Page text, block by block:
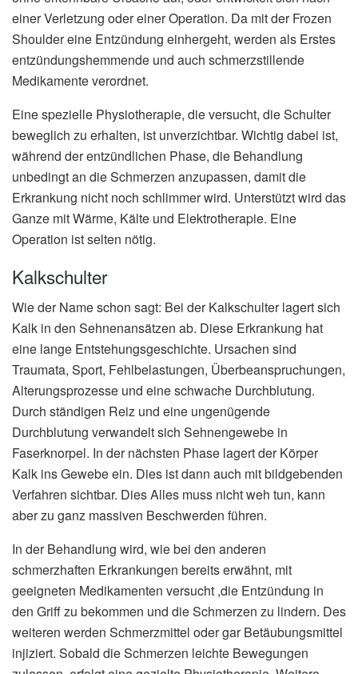
einer Verletzung oder einer Operation. Da mit der Frozen
Shoulder eine Entzündung einhergeht, werden als Erstes
entzündungshemmende und auch schmerzstillende
Medikamente verordnet.
Eine spezielle Physiotherapie, die versucht, die Schulter
beweglich zu erhalten, ist unverzichtbar. Wichtig dabei ist,
während der entzündlichen Phase, die Behandlung
unbedingt an die Schmerzen anzupassen, damit die
Erkrankung nicht noch schlimmer wird. Unterstützt wird das
Ganze mit Wärme, Kälte und Elektrotherapie. Eine
Operation ist selten nötig.
Kalkschulter
Wie der Name schon sagt: Bei der Kalkschulter lagert sich
Kalk in den Sehnenansätzen ab. Diese Erkrankung hat
eine lange Entstehungsgeschichte. Ursachen sind
Traumata, Sport, Fehlbelastungen, Überbeanspruchungen,
Alterungsprozesse und eine schwache Durchblutung.
Durch ständigen Reiz und eine ungenügende
Durchblutung verwandelt sich Sehnengewebe in
Faserknorpel. In der nächsten Phase lagert der Körper
Kalk ins Gewebe ein. Dies ist dann auch mit bildgebenden
Verfahren sichtbar. Dies Alles muss nicht weh tun, kann
aber zu ganz massiven Beschwerden führen.
In der Behandlung wird, wie bei den anderen
schmerzhaften Erkrankungen bereits erwähnt, mit
geeigneten Medikamenten versucht ,die Entzündung in
den Griff zu bekommen und die Schmerzen zu lindern. Des
weiteren werden Schmerzmittel oder gar Betäubungsmittel
injiziert. Sobald die Schmerzen leichte Bewegungen